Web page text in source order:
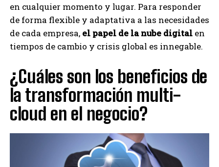
en cualquier momento y lugar. Para responder
de forma flexible y adaptativa a las necesidades
de cada empresa, el papel de la nube digital en
tiempos de cambio y crisis global es innegable.
¿Cuáles son los beneficios de
la transformación multi-
cloud en el negocio?